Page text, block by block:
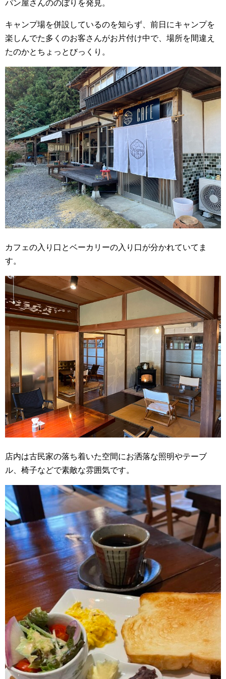
パン屋さんののぼりを発見。
キャンプ場を併設しているのを知らず、前日にキャンプを
楽しんでた多くのお客さんがお片付け中で、場所を間違え
たのかとちょっとびっくり。
カフェの入り口とベーカリーの入り口が分かれていてま
す。
店内は古民家の落ち着いた空間にお洒落な照明やテーブ
ル、椅子などで素敵な雰囲気です。